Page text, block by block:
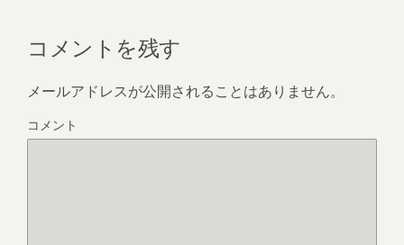
コメントを残す
メールアドレスが公開されることはありません。
コメント